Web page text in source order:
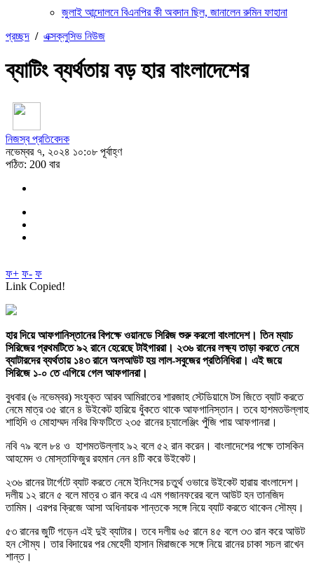
জুলাই আন্দোলনে বিএনপির কী অবদান ছিল, জানালেন রুমিন ফাহানা
প্রচ্ছদ / এক্সক্লুসিভ নিউজ
ব্যাটিং ব্যর্থতায় বড় হার বাংলাদেশের
নিজস্ব প্রতিবেদক
নভেম্বর ৭, ২০২৪ ১০:০৮ পূর্বাহ্ণ
পঠিত: 200 বার
ফ+ ফ- ফ
Link Copied!
হার দিয়ে আফগানিস্তানের বিপক্ষে ওয়ানডে সিরিজ শুরু করলো বাংলাদেশ। তিন ম্যাচ
সিরিজের প্রথমটিতে ৯২ রানে হেরেছে টাইগাররা। ২৩৬ রানের লক্ষ্য তাড়া করতে নেমে
ব্যাটারদের ব্যর্থতায় ১৪৩ রানে অলআউট হয় লাল-সবুজের প্রতিনিধিরা। এই জয়ে
সিরিজে ১-০ তে এগিয়ে গেল আফগানরা।
বুধবার (৬ নভেম্বর) সংযুক্ত আরব আমিরাতের শারজাহ স্টেডিয়ামে টস জিতে ব্যাট করতে
নেমে মাত্র ৩৫ রানে ৪ উইকেট হারিয়ে ধুঁকতে থাকে আফগানিস্তান। তবে হাশমতউল্লাহ
শাহিদি ও মোহাম্মদ নবির ফিফটিতে ২৩৫ রানের চ্যালেঞ্জিং পুঁজি পায় আফগানরা।
নবি ৭৯ বলে ৮৪ ও হাশমতউল্লাহ ৯২ বলে ৫২ রান করেন। বাংলাদেশের পক্ষে তাসকিন
আহমেদ ও মোস্তাফিজুর রহমান নেন ৪টি করে উইকেট।
২৩৬ রানের টার্গেটে ব্যাট করতে নেমে ইনিংসের চতুর্থ ওভারে উইকেট হারায় বাংলাদেশ।
দলীয় ১২ রানে ৫ বলে মাত্র ৩ রান করে এ এম গজানফরের বলে আউট হন তানজিদ
তামিম। এরপর ক্রিজে আসা অধিনায়ক শান্তকে সঙ্গে নিয়ে ব্যাট করতে থাকেন সৌম্য।
৫৩ রানের জুটি গড়েন এই দুই ব্যাটার। তবে দলীয় ৬৫ রানে ৪৫ বলে ৩৩ রান করে আউট
হন সৌম্য। তার বিদায়ের পর মেহেদী হাসান মিরাজকে সঙ্গে নিয়ে রানের চাকা সচল রাখেন
শান্ত।